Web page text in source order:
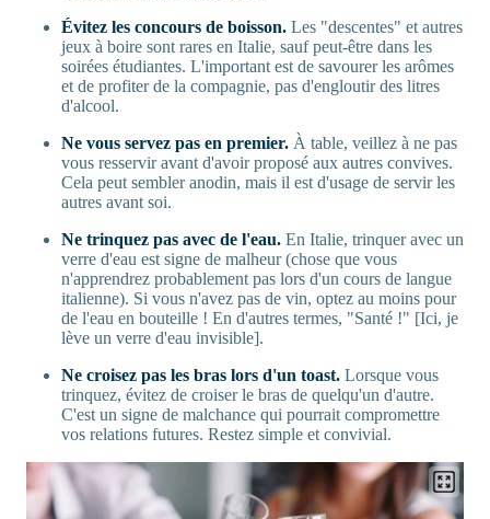
Évitez les concours de boisson. Les "descentes" et autres
jeux à boire sont rares en Italie, sauf peut-être dans les
soirées étudiantes. L'important est de savourer les arômes
et de profiter de la compagnie, pas d'engloutir des litres
d'alcool.
Ne vous servez pas en premier. À table, veillez à ne pas
vous resservir avant d'avoir proposé aux autres convives.
Cela peut sembler anodin, mais il est d'usage de servir les
autres avant soi.
Ne trinquez pas avec de l'eau. En Italie, trinquer avec un
verre d'eau est signe de malheur (chose que vous
n'apprendrez probablement pas lors d'un cours de langue
italienne). Si vous n'avez pas de vin, optez au moins pour
de l'eau en bouteille ! En d'autres termes, "Santé !" [Ici, je
lève un verre d'eau invisible].
Ne croisez pas les bras lors d'un toast. Lorsque vous
trinquez, évitez de croiser le bras de quelqu'un d'autre.
C'est un signe de malchance qui pourrait compromettre
vos relations futures. Restez simple et convivial.